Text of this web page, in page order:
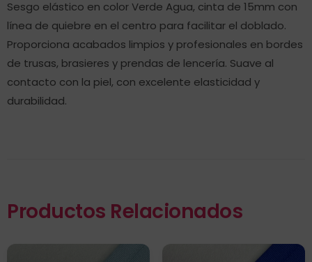
Sesgo elástico en color Verde Agua, cinta de 15mm con
línea de quiebre en el centro para facilitar el doblado.
Proporciona acabados limpios y profesionales en bordes
de trusas, brasieres y prendas de lencería. Suave al
contacto con la piel, con excelente elasticidad y
durabilidad.
Productos Relacionados